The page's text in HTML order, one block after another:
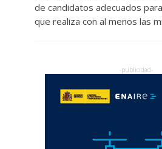
de candidatos adecuados
que realiza con al menos las